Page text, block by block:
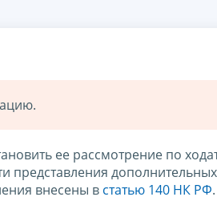
ее рассмотрение по
представления дополнительных
внесены в статью 140 НК РФ.